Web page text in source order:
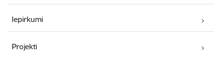
Iepirkumi
Projekti